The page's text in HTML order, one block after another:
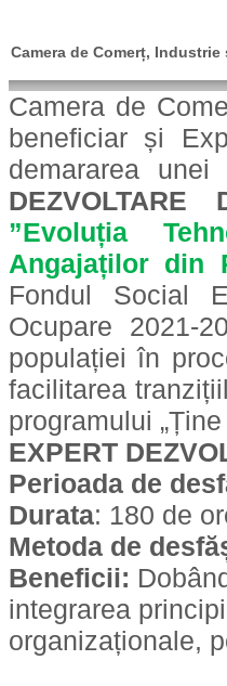
Camera de Comerț,
Camera de
beneficiar și
demararea
DEZVOLTARE
”Evoluția
Angajaților din
Fondul Social
Ocupare 2021-
populației în
facilitarea
programului
EXPERT
Perioada de
Durata: 180 de
Metoda de
Beneficii:
integrarea
organizaționale,